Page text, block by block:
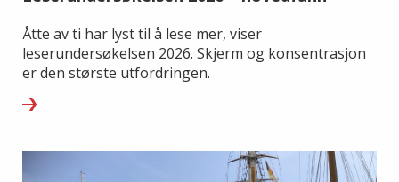
Åtte av ti har lyst til å lese mer, viser
leserundersøkelsen 2026. Skjerm og konsentrasjon
er den største utfordringen.